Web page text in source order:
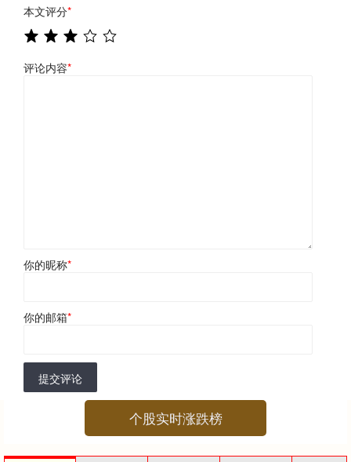
本文评分*
评论内容*
你的昵称*
你的邮箱*
提交评论
个股实时涨跌榜